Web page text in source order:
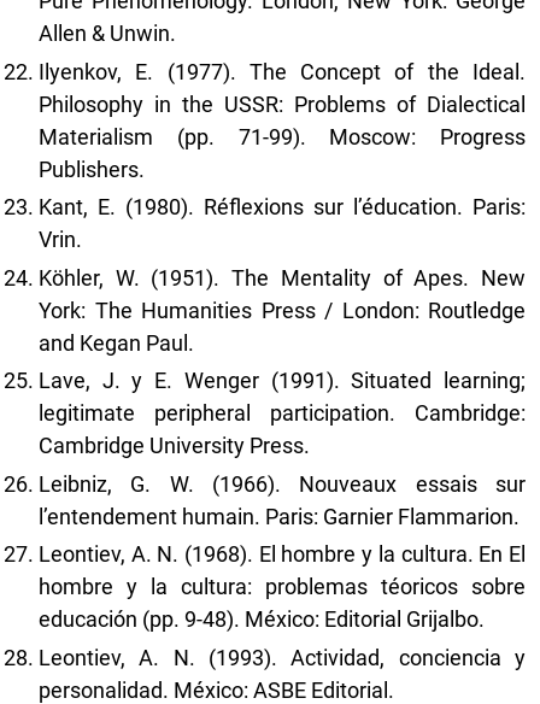
Allen & Unwin.
Ilyenkov, E. (1977). The Concept of the Ideal.
Philosophy in the USSR: Problems of Dialectical
Materialism (pp. 71-99). Moscow: Progress
Publishers.
Kant, E. (1980). Réflexions sur l’éducation. Paris:
Vrin.
Köhler, W. (1951). The Mentality of Apes. New
York: The Humanities Press / London: Routledge
and Kegan Paul.
Lave, J. y E. Wenger (1991). Situated learning;
legitimate peripheral participation. Cambridge:
Cambridge University Press.
Leibniz, G. W. (1966). Nouveaux essais sur
l’entendement humain. Paris: Garnier Flammarion.
Leontiev, A. N. (1968). El hombre y la cultura. En El
hombre y la cultura: problemas téoricos sobre
educación (pp. 9-48). México: Editorial Grijalbo.
Leontiev, A. N. (1993). Actividad, conciencia y
personalidad. México: ASBE Editorial.